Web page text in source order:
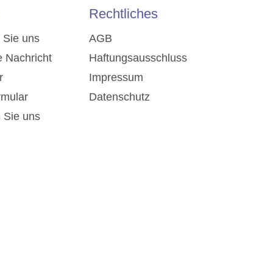
Sie uns
Nachricht
Sie uns
Rechtliches
AGB
Haftungsausschluss
Impressum
Datenschutz